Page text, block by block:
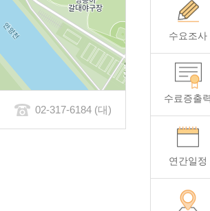
수요조사
수료증출
연간일정
02-317-6184 (대)